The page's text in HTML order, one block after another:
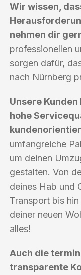
Wir wissen,
nehmen dir
professionellen
sorgen dafür,
nach Nürnberg
Unsere
hohe
umfangreiche
um deinen
gestalten. Von
deines Hab und
Transport bis
deiner neuen
alles!
Auch die
transparente